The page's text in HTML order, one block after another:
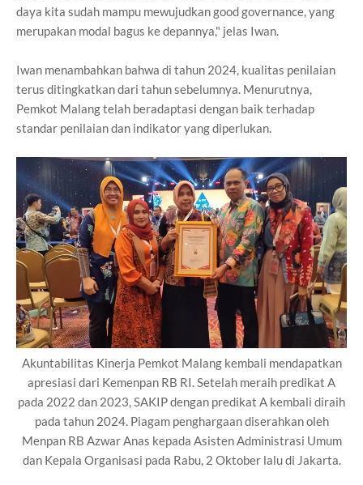
daya kita sudah mampu mewujudkan good governance, yang
merupakan modal bagus ke depannya," jelas Iwan.
Iwan menambahkan bahwa di tahun 2024, kualitas penilaian
terus ditingkatkan dari tahun sebelumnya. Menurutnya,
Pemkot Malang telah beradaptasi dengan baik terhadap
standar penilaian dan indikator yang diperlukan.
Akuntabilitas Kinerja Pemkot Malang kembali mendapatkan
apresiasi dari Kemenpan RB RI. Setelah meraih predikat A
pada 2022 dan 2023, SAKIP dengan predikat A kembali diraih
pada tahun 2024. Piagam penghargaan diserahkan oleh
Menpan RB Azwar Anas kepada Asisten Administrasi Umum
dan Kepala Organisasi pada Rabu, 2 Oktober lalu di Jakarta.